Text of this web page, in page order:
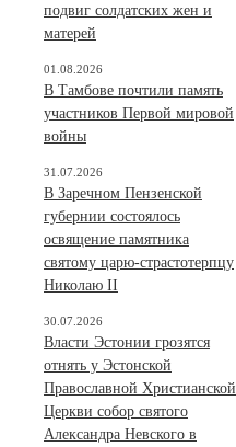
подвиг солдатских жен и
матерей
В Тамбове почтили память
участников Первой мировой
войны
01.08.2026
В Заречном Пензенской
губернии состоялось
освящение памятника
святому царю-страстотерпцу
Николаю II
31.07.2026
Власти Эстонии грозятся
отнять у Эстонской
Православной Христианской
Церкви собор святого
Александра Невского в
30.07.2026